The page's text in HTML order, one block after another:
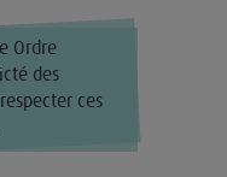
Ordre
des
ces